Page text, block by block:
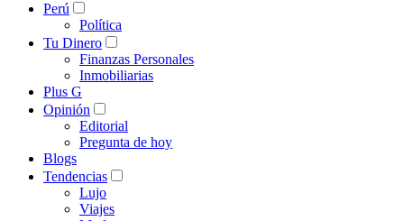
Perú
Política
Tu Dinero
Finanzas Personales
Inmobiliarias
Plus G
Opinión
Editorial
Pregunta de hoy
Blogs
Tendencias
Lujo
Viajes